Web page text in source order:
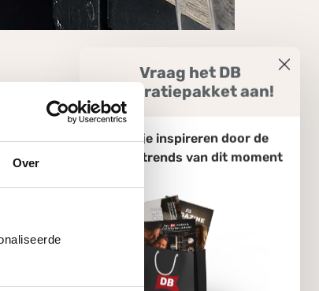
Over
Vraag het DB
Inspiratiepakket aan!
Laat je inspireren door de
keukentrends van dit moment